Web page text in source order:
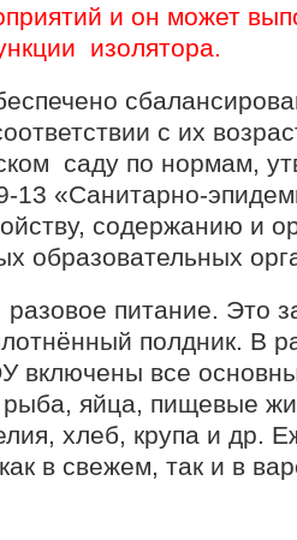
и он может
изолятора.
с их
саду по нормам,
«Санитарно-
содержанию и
образовательных
питание. Это
полдник. В
включены все
рыба, яйца, пищевые
хлеб, крупа и др.
в свежем, так и в